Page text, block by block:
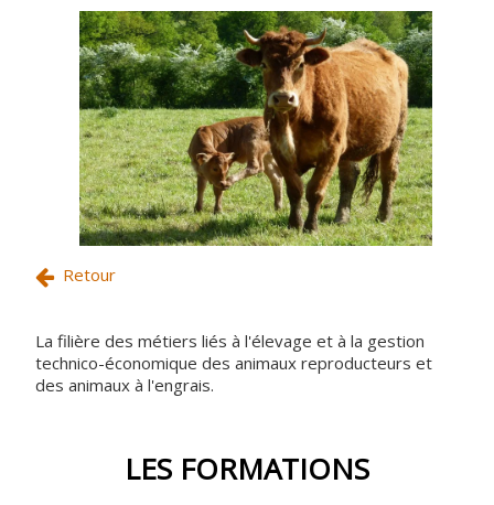
Retour
La filière des métiers liés à l'élevage et à la gestion
technico-économique des animaux reproducteurs et
des animaux à l'engrais.
LES FORMATIONS